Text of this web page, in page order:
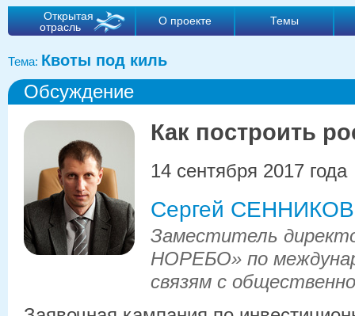
Открытая
отрасль
О проекте Темы
Тема: Квоты под киль
Обсуждение
Как построить
14 сентября 2017 года
Сергей СЕННИКОВ
Заместитель
НОРЕБО» по
связям с